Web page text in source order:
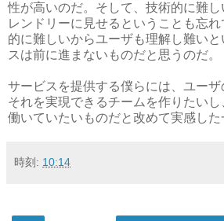
性が高いのだ。そして、技術的に難
レンドリーに見せるということも忘
的に難しいからユーザも理解し難い
スは前に進まないものだと思うのだ。
サービスを提供する僕らには、ユーザ
それを実現できるチームを作りたい
働いていたいものだと改めて実感した
時刻: 10:14